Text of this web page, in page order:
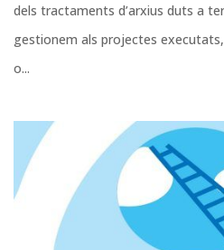
dels tractaments d’arxius duts a
gestionem als projectes
o...